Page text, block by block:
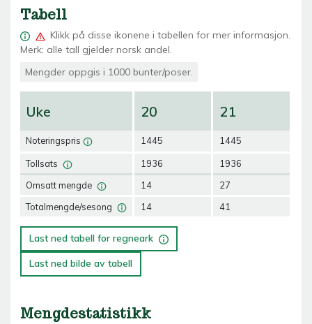
Tabell
Klikk på disse ikonene i tabellen for mer informasjon.
Merk: alle tall gjelder norsk andel.
Mengder oppgis i 1000 bunter/poser.
Uke
Noteringspris
Tollsats
Omsatt mengde
Totalmengde/sesong
20
1445
1936
14
14
21
1445
1936
27
41
Last ned tabell for regneark
Last ned bilde av tabell
Mengdestatistikk